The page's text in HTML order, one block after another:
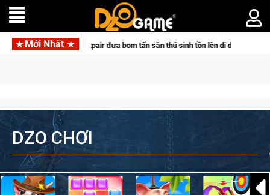
Mới Nhất
cùng Pocketpair đưa bom tấn săn thú sinh tồn lên di động với tên gọi
DZO CHƠI